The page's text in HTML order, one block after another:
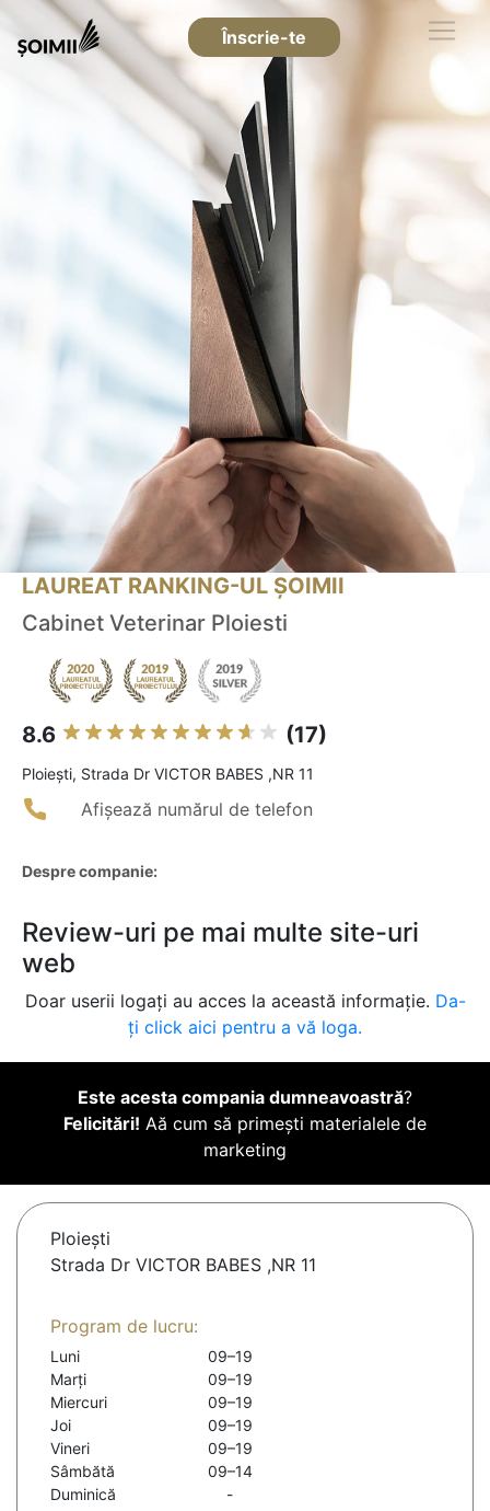
Înscrie-te
LAUREAT RANKING-UL ȘOIMII
Cabinet Veterinar Ploiesti
8.6 (17)
Ploieşti, Strada Dr VICTOR BABES ,NR 11
Afișează numărul de telefon
Despre companie:
Review-uri pe mai multe site-uri
web
Doar userii logați au acces la această informație. Da-
ți click aici pentru a vă loga.
Este acesta compania dumneavoastră?
Felicitări! Aă cum să primești materialele de
marketing
Ploieşti
Strada Dr VICTOR BABES ,NR 11
Program de lucru:
Luni
09–19
Marți
09–19
Miercuri
09–19
Joi
09–19
Vineri
09–19
Sâmbătă
09–14
Duminică
-